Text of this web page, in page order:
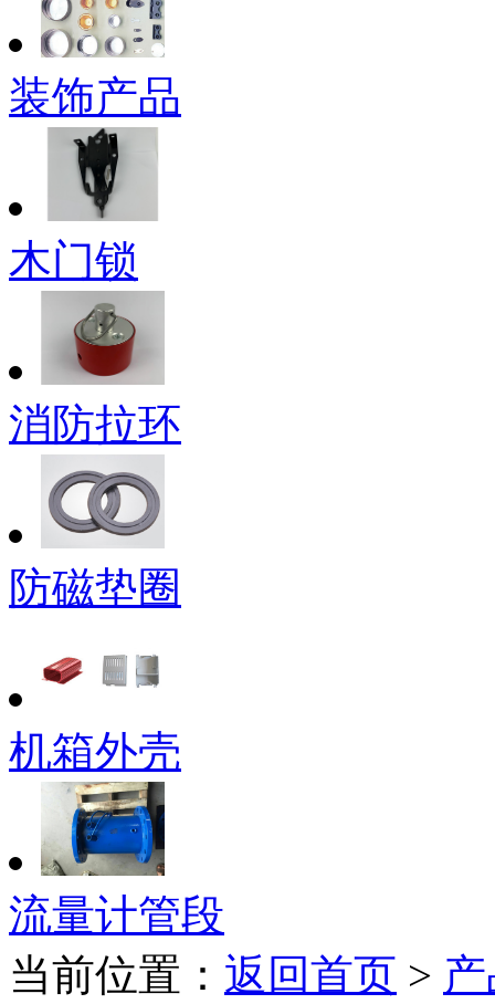
装饰产品
木门锁
消防拉环
防磁垫圈
机箱外壳
流量计管段
当前位置： 返回首页 >